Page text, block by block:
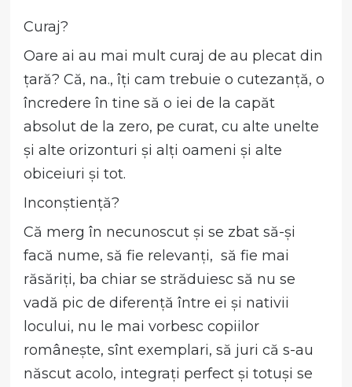
Curaj?
Oare ai au mai mult curaj de au plecat din
țară? Că, na., îți cam trebuie o cutezanță, o
încredere în tine să o iei de la capăt
absolut de la zero, pe curat, cu alte unelte
și alte orizonturi și alți oameni și alte
obiceiuri și tot.
Inconștiență?
Că merg în necunoscut și se zbat să-și
facă nume, să fie relevanți, să fie mai
răsăriți, ba chiar se străduiesc să nu se
vadă pic de diferență între ei și nativii
locului, nu le mai vorbesc copiilor
românește, sînt exemplari, să juri că s-au
născut acolo, integrați perfect și totuși se